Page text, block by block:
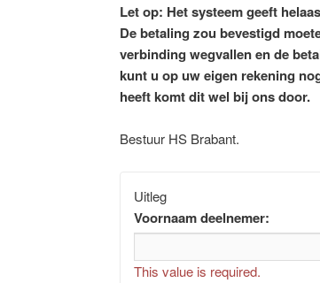
Let op: Het systeem geeft
De betaling zou bevestigd
verbinding wegvallen en de
kunt u op uw eigen rekening
heeft komt dit wel bij ons door.
Bestuur HS Brabant.
Uitleg
Voornaam deelnemer:
This value is required.